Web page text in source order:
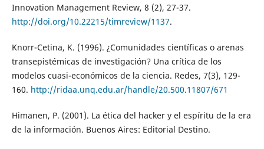
Innovation Management Review, 8 (2), 27-37.
http://doi.org/10.22215/timreview/1137.
Knorr-Cetina, K. (1996). ¿Comunidades científicas o arenas
transepistémicas de investigación? Una crítica de los
modelos cuasi-económicos de la ciencia. Redes, 7(3), 129-
160. http://ridaa.unq.edu.ar/handle/20.500.11807/671
Himanen, P. (2001). La ética del hacker y el espíritu de la era
de la información. Buenos Aires: Editorial Destino.